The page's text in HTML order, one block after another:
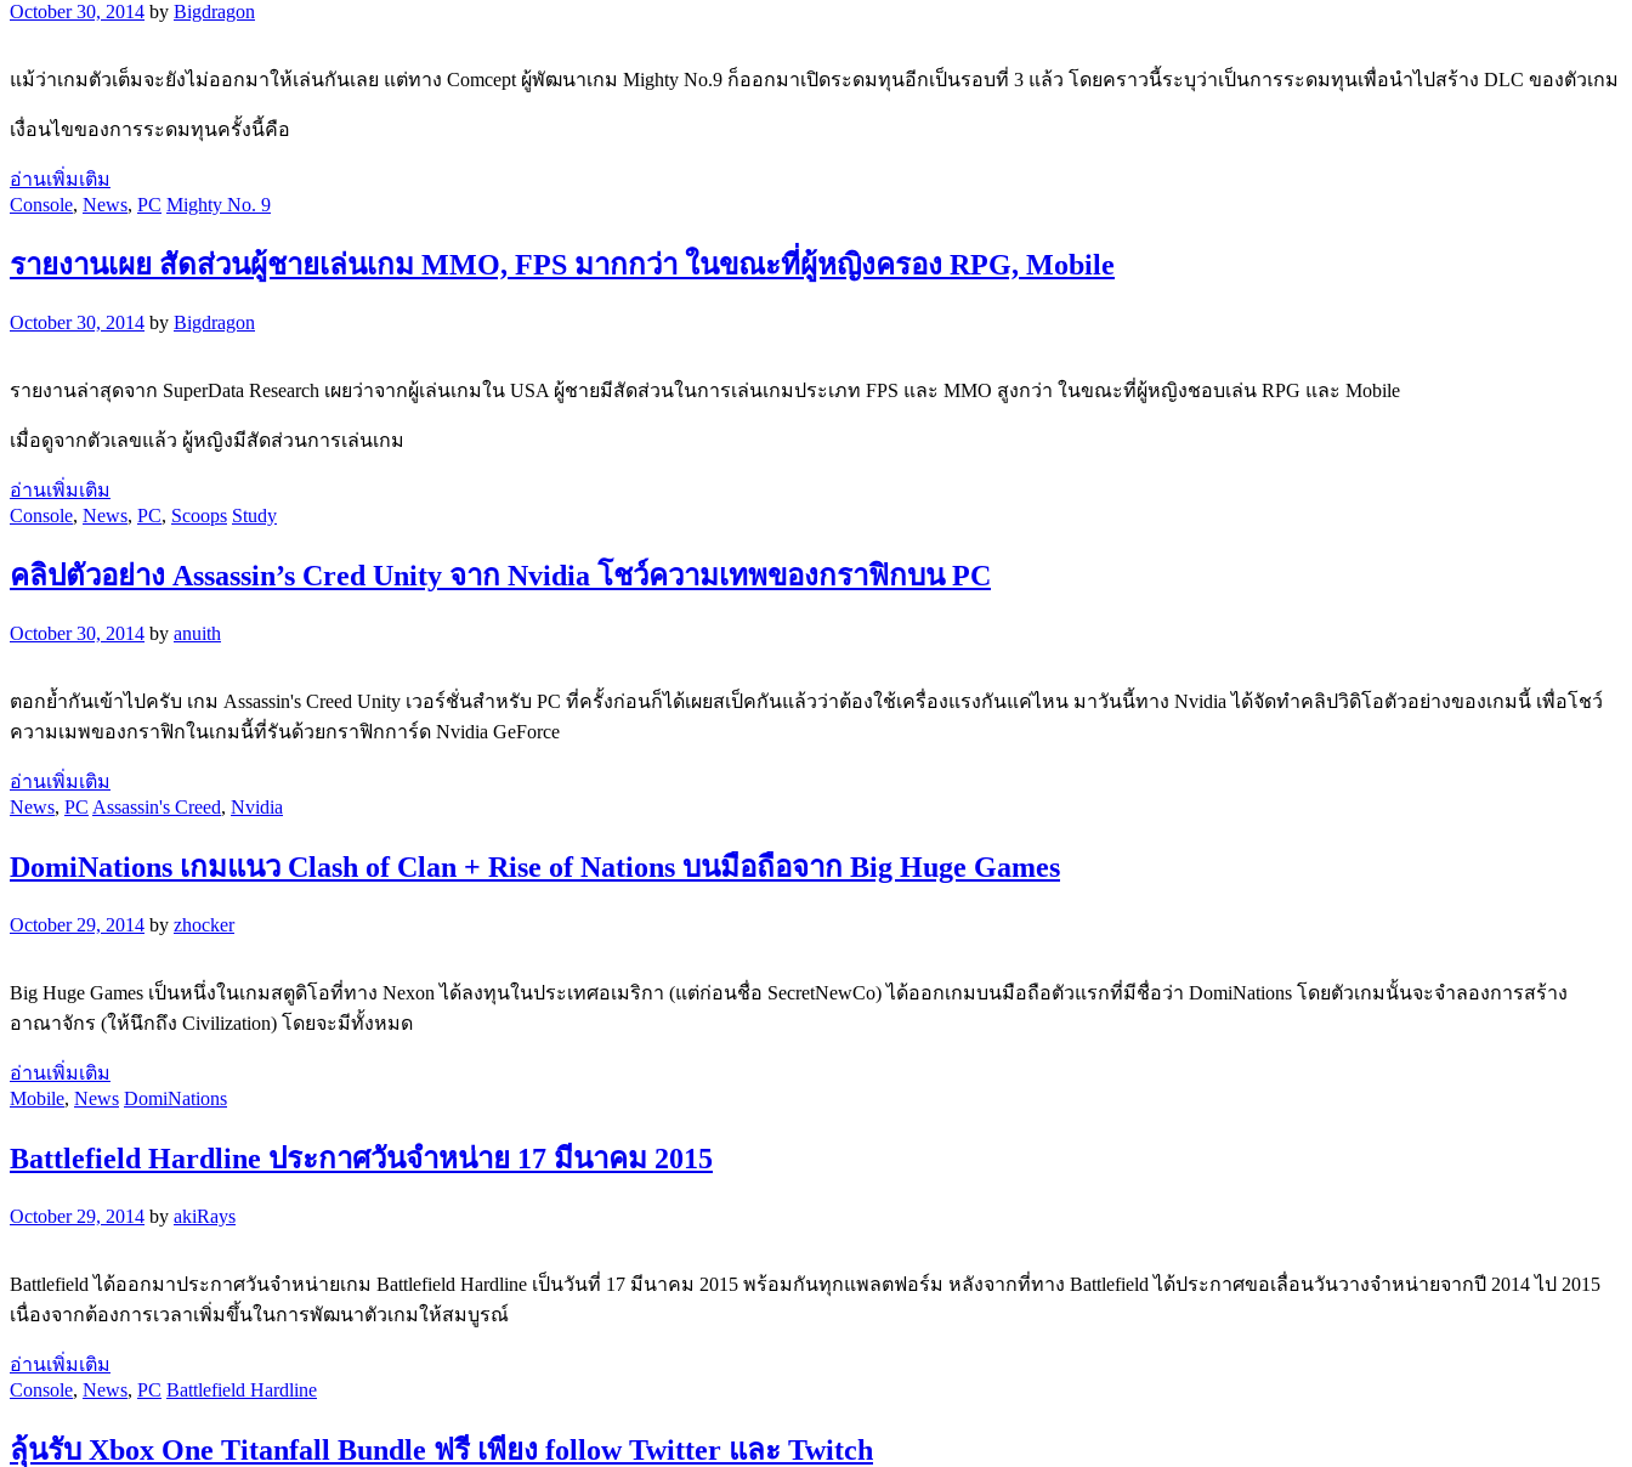
October 30, 2014 by Bigdragon
แม้ว่าเกมตัวเต็มจะยังไม่ออกมาให้เล่นกันเลย แต่ทาง Comcept ผู้พัฒนาเกม Mighty No.9 ก็ออกมาเปิดระดมทุนอีกเป็นรอบที่ 3 แล้ว โดยคราวนี้ระบุว่าเป็นการระดมทุนเพื่อนำไปสร้าง DLC ของตัวเกม
เงื่อนไขของการระดมทุนครั้งนี้คือ
อ่านเพิ่มเติม
Console, News, PC Mighty No. 9
รายงานเผย สัดส่วนผู้ชายเล่นเกม MMO, FPS มากกว่า ในขณะที่ผู้หญิงครอง RPG, Mobile
October 30, 2014 by Bigdragon
รายงานล่าสุดจาก SuperData Research เผยว่าจากผู้เล่นเกมใน USA ผู้ชายมีสัดส่วนในการเล่นเกมประเภท FPS และ MMO สูงกว่า ในขณะที่ผู้หญิงชอบเล่น RPG และ Mobile
เมื่อดูจากตัวเลขแล้ว ผู้หญิงมีสัดส่วนการเล่นเกม
อ่านเพิ่มเติม
Console, News, PC, Scoops Study
คลิปตัวอย่าง Assassin’s Cred Unity จาก Nvidia โชว์ความเทพของกราฟิกบน PC
October 30, 2014 by anuith
ตอกย้ำกันเข้าไปครับ เกม Assassin's Creed Unity เวอร์ชั่นสำหรับ PC ที่ครั้งก่อนก็ได้เผยสเป็คกันแล้วว่าต้องใช้เครื่องแรงกันแค่ไหน มาวันนี้ทาง Nvidia ได้จัดทำคลิปวิดิโอตัวอย่างของเกมนี้ เพื่อโชว์
ความเมพของกราฟิกในเกมนี้ที่รันด้วยกราฟิกการ์ด Nvidia GeForce
อ่านเพิ่มเติม
News, PC Assassin's Creed, Nvidia
DomiNations เกมแนว Clash of Clan + Rise of Nations บนมือถือจาก Big Huge Games
October 29, 2014 by zhocker
Big Huge Games เป็นหนึ่งในเกมสตูดิโอที่ทาง Nexon ได้ลงทุนในประเทศอเมริกา (แต่ก่อนชื่อ SecretNewCo) ได้ออกเกมบนมือถือตัวแรกที่มีชื่อว่า DomiNations โดยตัวเกมนั้นจะจำลองการสร้าง
อาณาจักร (ให้นึกถึง Civilization) โดยจะมีทั้งหมด
อ่านเพิ่มเติม
Mobile, News DomiNations
Battlefield Hardline ประกาศวันจำหน่าย 17 มีนาคม 2015
October 29, 2014 by akiRays
Battlefield ได้ออกมาประกาศวันจำหน่ายเกม Battlefield Hardline เป็นวันที่ 17 มีนาคม 2015 พร้อมกันทุกแพลตฟอร์ม หลังจากที่ทาง Battlefield ได้ประกาศขอเลื่อนวันวางจำหน่ายจากปี 2014 ไป 2015
เนื่องจากต้องการเวลาเพิ่มขึ้นในการพัฒนาตัวเกมให้สมบูรณ์
อ่านเพิ่มเติม
Console, News, PC Battlefield Hardline
ลุ้นรับ Xbox One Titanfall Bundle ฟรี เพียง follow Twitter และ Twitch